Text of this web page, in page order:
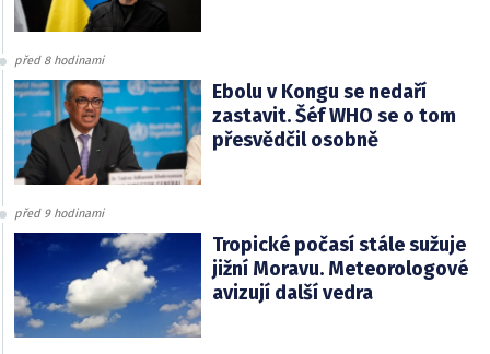
před 8 hodinami
Ebolu v Kongu se nedaří
zastavit. Šéf WHO se o tom
přesvědčil osobně
před 9 hodinami
Tropické počasí stále sužuje
jižní Moravu. Meteorologové
avizují další vedra